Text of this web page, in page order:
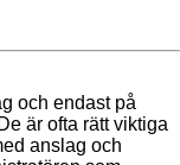
och endast på
är ofta rätt viktiga
anslag och